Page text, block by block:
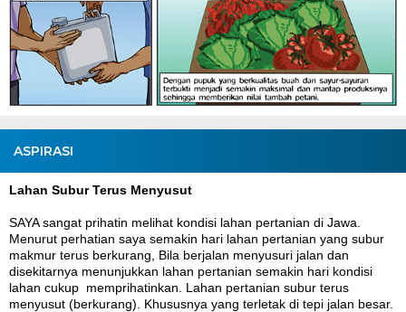
ASPIRASI
Lahan Subur Terus Menyusut
SAYA sangat prihatin melihat kondisi lahan pertanian di Jawa.
Menurut perhatian saya semakin hari lahan pertanian yang subur
makmur terus berkurang, Bila berjalan menyusuri jalan dan
disekitarnya menunjukkan lahan pertanian semakin hari kondisi
lahan cukup memprihatinkan. Lahan pertanian subur terus
menyusut (berkurang). Khususnya yang terletak di tepi jalan besar.